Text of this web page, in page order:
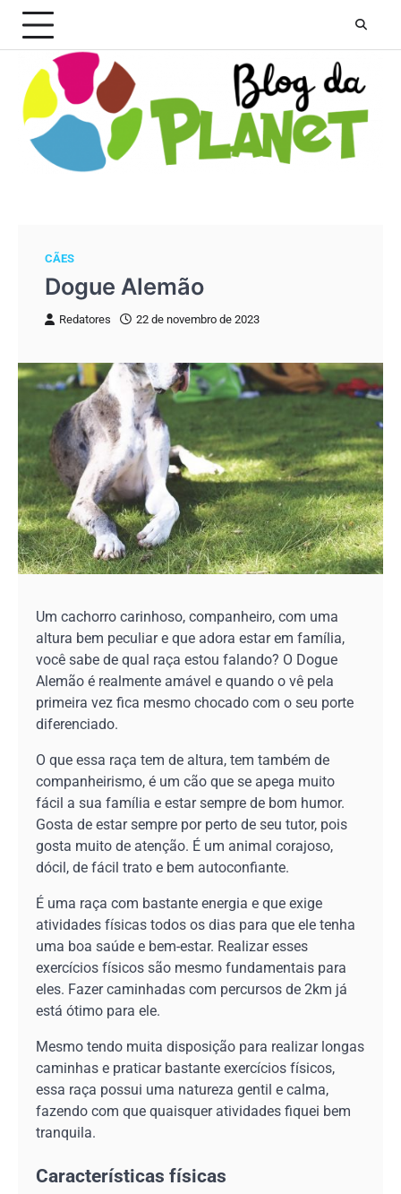
Skip
content
CÃES
Dogue Alemão
Redatores 22 de novembro de 2023
Um cachorro carinhoso, companheiro, com uma
altura bem peculiar e que adora estar em família,
você sabe de qual raça estou falando? O Dogue
Alemão é realmente amável e quando o vê pela
primeira vez fica mesmo chocado com o seu porte
diferenciado.
O que essa raça tem de altura, tem também de
companheirismo, é um cão que se apega muito
fácil a sua família e estar sempre de bom humor.
Gosta de estar sempre por perto de seu tutor, pois
gosta muito de atenção. É um animal corajoso,
dócil, de fácil trato e bem autoconfiante.
É uma raça com bastante energia e que exige
atividades físicas todos os dias para que ele tenha
uma boa saúde e bem-estar. Realizar esses
exercícios físicos são mesmo fundamentais para
eles. Fazer caminhadas com percursos de 2km já
está ótimo para ele.
Mesmo tendo muita disposição para realizar longas
caminhas e praticar bastante exercícios físicos,
essa raça possui uma natureza gentil e calma,
fazendo com que quaisquer atividades fiquei bem
tranquila.
Características físicas